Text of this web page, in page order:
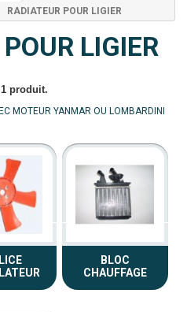
RADIATEUR POUR LIGIER
LIGIER
1 produit.
MOTEUR YANMAR OU LOMBARDINI
BLOC
CHAUFFAGE